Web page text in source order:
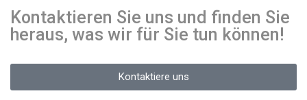
Kontaktieren Sie uns und finden Sie
heraus, was wir für Sie tun können!
Kontaktiere uns